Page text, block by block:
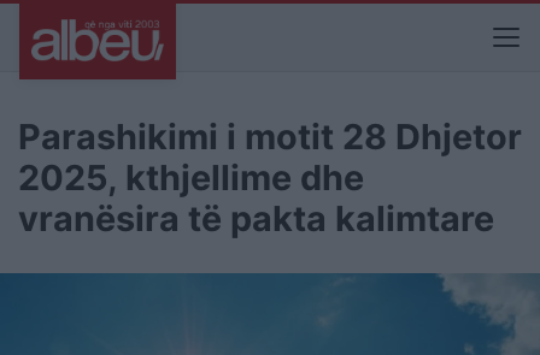
Parashikimi i motit 28 Dhjetor
2025, kthjellime dhe
vranësira të pakta kalimtare